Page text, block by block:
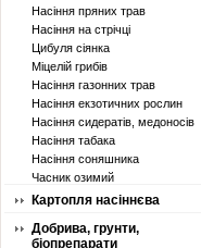
Насіння пряних трав
Насіння на стрічці
Цибуля сіянка
Міцелій грибів
Насіння газонних трав
Насіння екзотичних рослин
Насіння сидератів, медоносів
Насіння табака
Насіння соняшника
Часник озимий
Картопля насіннєва
Добрива, грунти,
біопрепарати